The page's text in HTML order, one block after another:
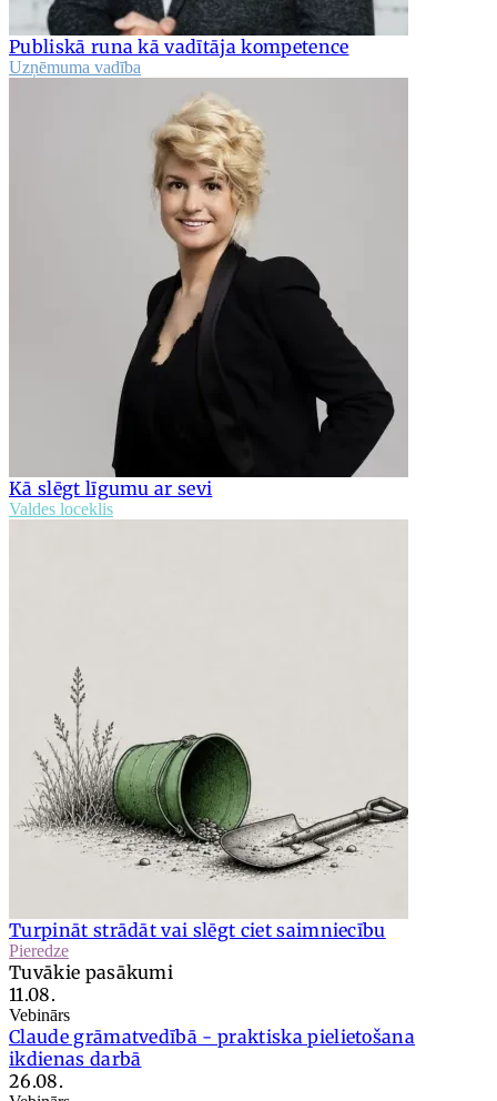
Publiskā runa kā vadītāja kompetence
Uzņēmuma vadība
Kā slēgt līgumu ar sevi
Valdes loceklis
Turpināt strādāt vai slēgt ciet saimniecību
Pieredze
Tuvākie pasākumi
11.08.
Vebinārs
Claude grāmatvedībā - praktiska pielietošana
ikdienas darbā
26.08.